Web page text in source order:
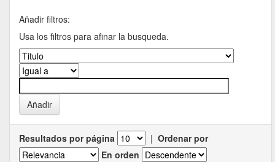
Añadir filtros:
Usa los filtros para afinar la busqueda.
Resultados por página | Ordenar por
En orden